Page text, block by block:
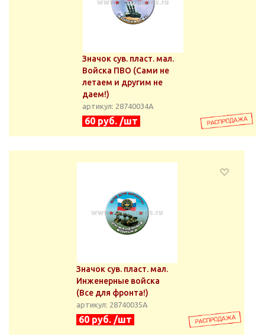
Значок сув. пласт. мал.
Войска ПВО (Сами не
летаем и другим не
даем!)
артикул: 28740034А
60 руб. /шт
Значок сув. пласт. мал.
Инженерные войска
(Все для фронта!)
артикул: 28740035А
60 руб. /шт